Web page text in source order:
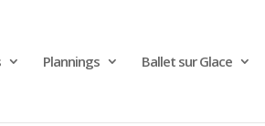
Plannings Ballet sur Glace